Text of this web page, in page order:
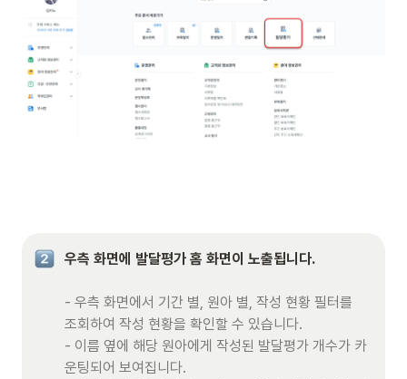
우측 화면에 발달평가 홈 화면이 노출됩니다.
- 우측 화면에서 기간 별, 원아 별, 작성 현황 필터를
조회하여 작성 현황을 확인할 수 있습니다.
- 이름 옆에 해당 원아에게 작성된 발달평가 개수가 카
운팅되어 보여집니다.